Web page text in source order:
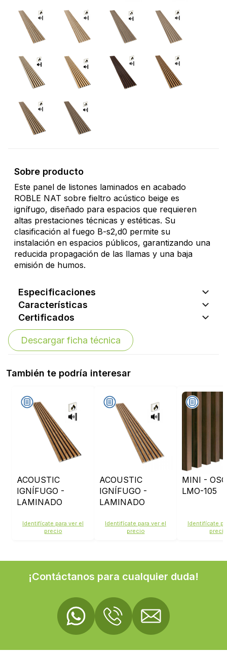
Sobre producto
Este panel de listones laminados en acabado
ROBLE NAT sobre fieltro acústico beige es
ignífugo, diseñado para espacios que requieren
altas prestaciones técnicas y estéticas. Su
clasificación al fuego B-s2,d0 permite su
instalación en espacios públicos, garantizando una
reducida propagación de las llamas y una baja
emisión de humos.
Especificaciones
Características
Certificados
Descargar ficha técnica
También te podría interesar
ACOUSTIC
IGNÍFUGO -
LAMINADO
LMO207 -
FIELTRO NEGRO
Identifícate para ver el
precio
ACOUSTIC
IGNÍFUGO -
LAMINADO
LMO207 -
FIELTRO GRIS
Identifícate para ver el
precio
MINI -
LMO-105
Identifícate
precio
¡Contáctanos para cualquier duda!